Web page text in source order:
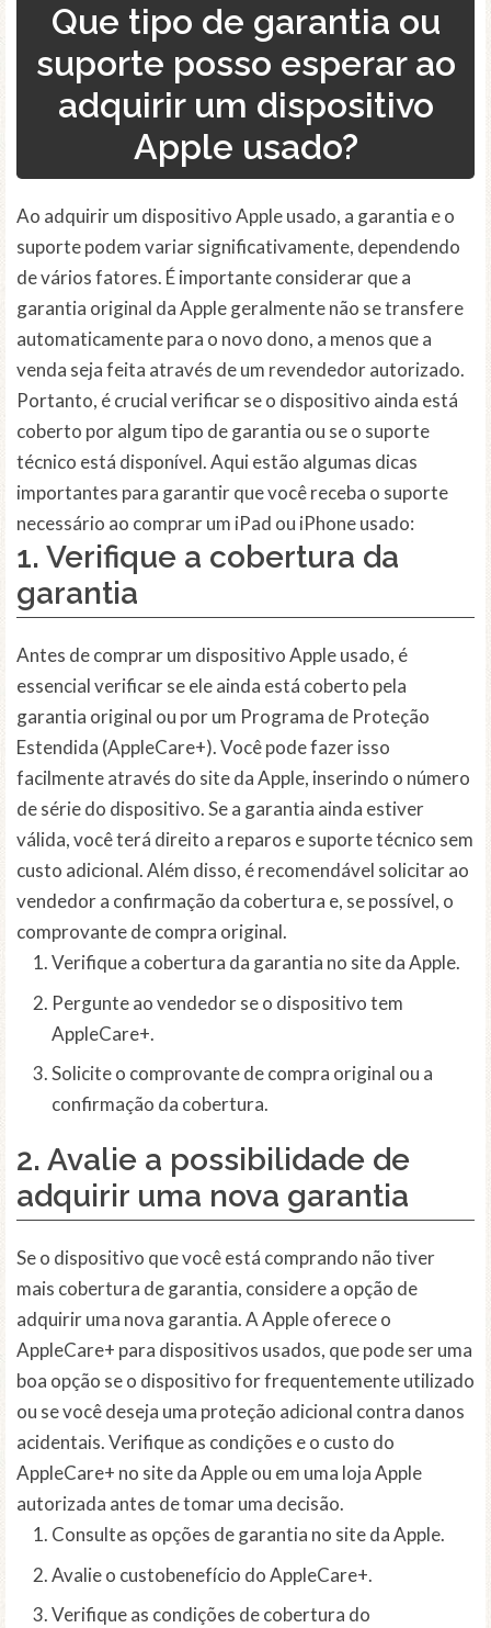
Que tipo de garantia ou
suporte posso esperar ao
adquirir um dispositivo
Apple usado?
Ao adquirir um dispositivo Apple usado, a garantia e o
suporte podem variar significativamente, dependendo
de vários fatores. É importante considerar que a
garantia original da Apple geralmente não se transfere
automaticamente para o novo dono, a menos que a
venda seja feita através de um revendedor autorizado.
Portanto, é crucial verificar se o dispositivo ainda está
coberto por algum tipo de garantia ou se o suporte
técnico está disponível. Aqui estão algumas dicas
importantes para garantir que você receba o suporte
necessário ao comprar um iPad ou iPhone usado:
1. Verifique a cobertura da
garantia
Antes de comprar um dispositivo Apple usado, é
essencial verificar se ele ainda está coberto pela
garantia original ou por um Programa de Proteção
Estendida (AppleCare+). Você pode fazer isso
facilmente através do site da Apple, inserindo o número
de série do dispositivo. Se a garantia ainda estiver
válida, você terá direito a reparos e suporte técnico sem
custo adicional. Além disso, é recomendável solicitar ao
vendedor a confirmação da cobertura e, se possível, o
comprovante de compra original.
Verifique a cobertura da garantia no site da Apple.
Pergunte ao vendedor se o dispositivo tem
AppleCare+.
Solicite o comprovante de compra original ou a
confirmação da cobertura.
2. Avalie a possibilidade de
adquirir uma nova garantia
Se o dispositivo que você está comprando não tiver
mais cobertura de garantia, considere a opção de
adquirir uma nova garantia. A Apple oferece o
AppleCare+ para dispositivos usados, que pode ser uma
boa opção se o dispositivo for frequentemente utilizado
ou se você deseja uma proteção adicional contra danos
acidentais. Verifique as condições e o custo do
AppleCare+ no site da Apple ou em uma loja Apple
autorizada antes de tomar uma decisão.
Consulte as opções de garantia no site da Apple.
Avalie o custobenefício do AppleCare+.
Verifique as condições de cobertura do